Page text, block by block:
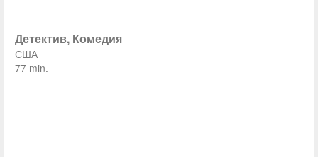
Детектив, Комедия
США
77 min.